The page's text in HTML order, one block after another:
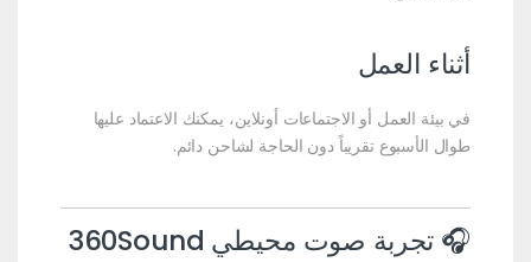
أثناء العمل
في بيئة العمل أو الاجتماعات أونلاين، يمكنك الاعتماد عليها
طوال الأسبوع تقريباً دون الحاجة لشاحن دائم.
🎧 تجربة صوت محيطي 360Sound